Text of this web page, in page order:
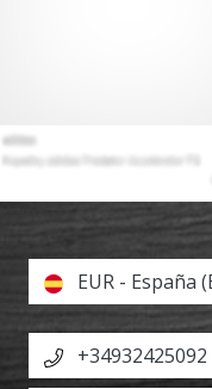
EUR - España
+34932425092